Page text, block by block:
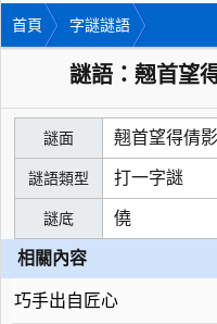
首頁 字謎謎語
謎語：翹首望
謎面 翹首望得倩
謎語類型 打一字謎
謎底 僥
相關內容
巧手出自匠心